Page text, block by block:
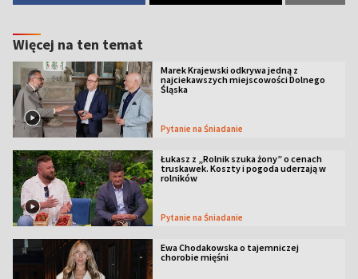
Więcej na ten temat
Marek Krajewski odkrywa jedną z
najciekawszych miejscowości Dolnego
Śląska
Pytanie na Śniadanie
Łukasz z „Rolnik szuka żony” o cenach
truskawek. Koszty i pogoda uderzają w
rolników
Pytanie na Śniadanie
Ewa Chodakowska o tajemniczej
chorobie mięśni